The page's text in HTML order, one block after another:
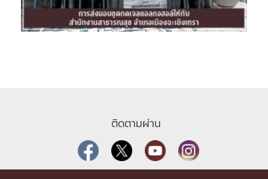
ติดตามผ่าน